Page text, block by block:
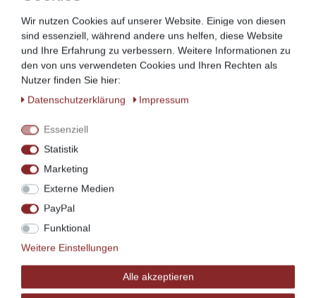
Mit diesem passgenauen Spannbettlaken aus reiner
Baumwolle in hochwertiger Qualität können Sie die
Matratze Ihres Babybettes ganz einfach überziehen
Material: 100% Baumwolle
Größe: 70 x 140 cm
Alle wichtigen Versandinformationen finden Sie
Sonderangebot
Wir nutzen Cookies auf unserer Website. Einige von diesen
sind essenziell, während andere uns helfen, diese Website
und Ihre Erfahrung zu verbessern. Weitere Informationen zu
den von uns verwendeten Cookies und Ihren Rechten als
Nutzer finden Sie hier:
Daten­schutz­erklärung
Impressum
Essenziell
Statistik
Marketing
Externe Medien
PayPal
Funktional
Weitere Einstellungen
Alle akzeptieren